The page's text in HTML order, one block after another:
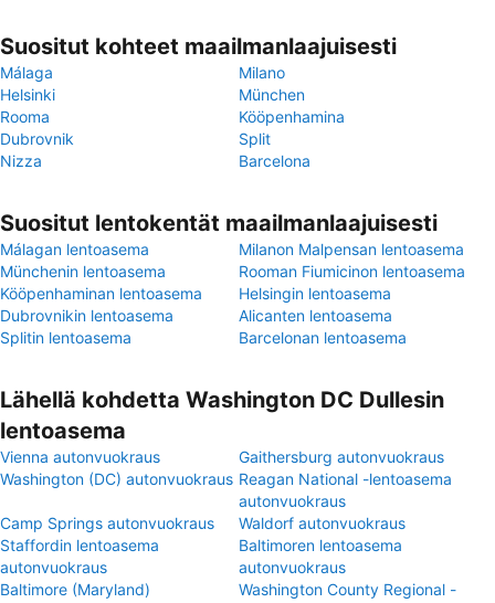
Suositut kohteet maailmanlaajuisesti
Málaga
Milano
Helsinki
München
Rooma
Kööpenhamina
Dubrovnik
Split
Nizza
Barcelona
Suositut lentokentät maailmanlaajuisesti
Málagan lentoasema
Milanon Malpensan lentoasema
Münchenin lentoasema
Rooman Fiumicinon lentoasema
Kööpenhaminan lentoasema
Helsingin lentoasema
Dubrovnikin lentoasema
Alicanten lentoasema
Splitin lentoasema
Barcelonan lentoasema
Lähellä kohdetta Washington DC Dullesin
lentoasema
Vienna autonvuokraus
Gaithersburg autonvuokraus
Washington (DC) autonvuokraus Reagan National -lentoasema
autonvuokraus
Camp Springs autonvuokraus
Waldorf autonvuokraus
Staffordin lentoasema
autonvuokraus
Baltimoren lentoasema
autonvuokraus
Baltimore (Maryland)
Washington County Regional -